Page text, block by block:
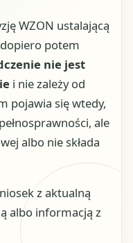
WZON ustalającą
potem
nie jest
i nie zależy od
pojawia się wtedy,
ale
albo nie składa
z aktualną
albo informacją z